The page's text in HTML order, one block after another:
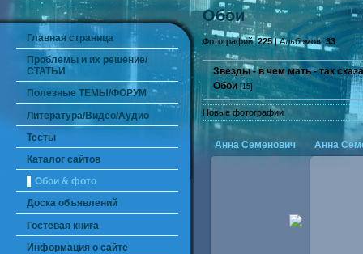
Главная страница
Проблемы и их решение/
СТАТЬИ
Полезные ТЕМЫ/ФОРУМ
Литература/Видео/Аудио
Тесты
Каталог сайтов
Обои & фото
Доска объявлений
Гостевая книга
Информация о сайте
Обои
Фотографий:225| Альбомов: 33
Звезды - в чем мать - так
Обои [15]
Новые фотографии
Анна Семенович Анна